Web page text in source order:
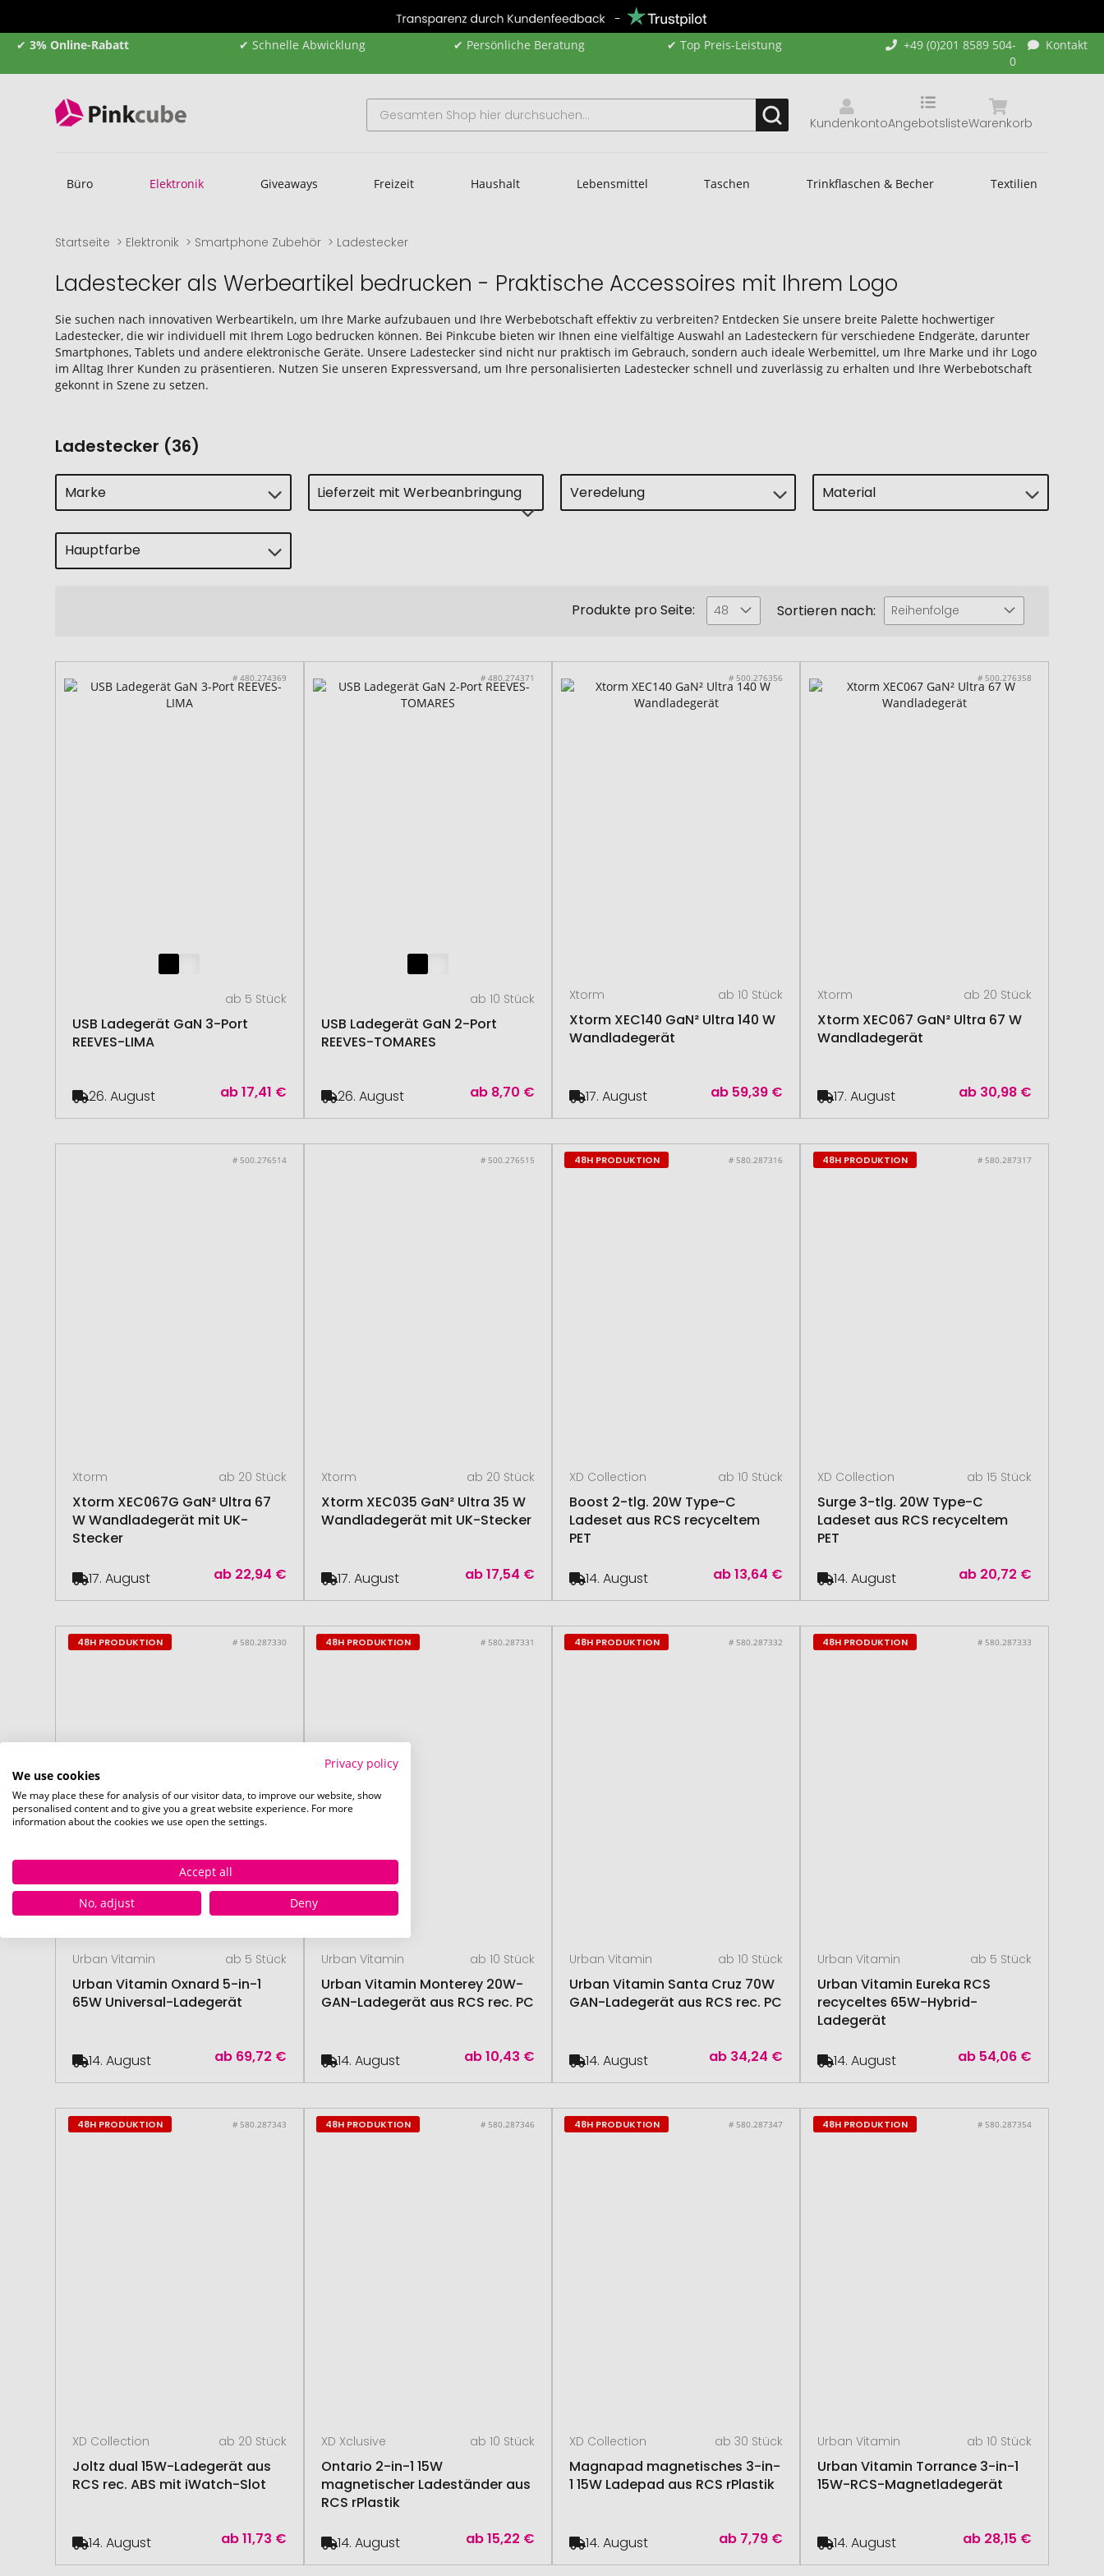
✔ 3% Online-Rabatt ✔ Schnelle Abwicklung ✔ Persönliche Beratung ✔ Top Preis-Leistung
+49 (0)201 8589 504-
0
Kontakt
Kundenkonto Warenkorb
Angebotsliste
Büro Elektronik Giveaways Freizeit Haushalt Lebensmittel Taschen Trinkflaschen & Becher Textilien
Startseite Elektronik Smartphone Zubehör Ladestecker
Ladestecker als Werbeartikel bedrucken - Praktische Accessoires mit Ihrem Logo
Sie suchen nach innovativen Werbeartikeln, um Ihre Marke aufzubauen und Ihre Werbebotschaft effektiv zu verbreiten? Entdecken Sie unsere breite Palette hochwertiger
Ladestecker, die wir individuell mit Ihrem Logo bedrucken können. Bei Pinkcube bieten wir Ihnen eine vielfältige Auswahl an Ladesteckern für verschiedene Endgeräte, darunter
Smartphones, Tablets und andere elektronische Geräte. Unsere Ladestecker sind nicht nur praktisch im Gebrauch, sondern auch ideale Werbemittel, um Ihre Marke und ihr Logo
im Alltag Ihrer Kunden zu präsentieren. Nutzen Sie unseren Expressversand, um Ihre personalisierten Ladestecker schnell und zuverlässig zu erhalten und Ihre Werbebotschaft
gekonnt in Szene zu setzen.
Ladestecker (36)
Marke Lieferzeit mit Werbeanbringung Veredelung Material
Hauptfarbe
Produkte pro Seite: 48 Sortieren nach: Reihenfolge
# 480.274369
ab 5 Stück
USB Ladegerät GaN 3-Port
REEVES-LIMA
ab17,41 €
26. August
# 480.274371
ab 10 Stück
USB Ladegerät GaN 2-Port
REEVES-TOMARES
ab 8,70 €
26. August
# 500.276356
Xtorm ab 10 Stück
Xtorm XEC140 GaN² Ultra 140 W
Wandladegerät
ab 59,39 €
17. August
# 500.276358
Xtorm ab 20 Stück
Xtorm XEC067 GaN² Ultra 67 W
Wandladegerät
ab 30,98 €
17. August
# 500.276514
Xtorm ab 20 Stück
Xtorm XEC067G GaN² Ultra 67
W Wandladegerät mit UK-
Stecker
ab 22,94 €
17. August
# 500.276515
Xtorm ab 20 Stück
Xtorm XEC035 GaN² Ultra 35 W
Wandladegerät mit UK-Stecker
ab17,54 €
17. August
48H PRODUKTION # 580.287316
XD Collection ab 10 Stück
Boost 2-tlg. 20W Type-C
Ladeset aus RCS recyceltem
PET
ab13,64 €
14. August
48H PRODUKTION # 580.287317
XD Collection ab 15 Stück
Surge 3-tlg. 20W Type-C
Ladeset aus RCS recyceltem
PET
ab 20,72 €
14. August
48H PRODUKTION # 580.287330
Urban Vitamin ab 5 Stück
Urban Vitamin Oxnard 5-in-1
65W Universal-Ladegerät
ab 69,72 €
14. August
48H PRODUKTION # 580.287331
Urban Vitamin ab 10 Stück
Urban Vitamin Monterey 20W-
GAN-Ladegerät aus RCS rec. PC
ab10,43 €
14. August
48H PRODUKTION # 580.287332
Urban Vitamin ab 10 Stück
Urban Vitamin Santa Cruz 70W
GAN-Ladegerät aus RCS rec. PC
ab 34,24 €
14. August
48H PRODUKTION # 580.287333
Urban Vitamin ab 5 Stück
Urban Vitamin Eureka RCS
recyceltes 65W-Hybrid-
Ladegerät
ab 54,06 €
14. August
48H PRODUKTION # 580.287343
XD Collection ab 20 Stück
Joltz dual 15W-Ladegerät aus
RCS rec. ABS mit iWatch-Slot
ab11,73 €
14. August
48H PRODUKTION # 580.287346
XD Xclusive ab 10 Stück
Ontario 2-in-1 15W
magnetischer Ladeständer aus
RCS rPlastik
ab15,22 €
14. August
48H PRODUKTION # 580.287347
XD Collection ab 30 Stück
Magnapad magnetisches 3-in-
1 15W Ladepad aus RCS rPlastik
ab 7,79 €
14. August
48H PRODUKTION # 580.287354
Urban Vitamin ab 10 Stück
Urban Vitamin Torrance 3-in-1
15W-RCS-Magnetladegerät
ab 28,15 €
14. August
Privacy policy
We use cookies
We may place these for analysis of our visitor data, to improve our website, show
personalised content and to give you a great website experience. For more
information about the cookies we use open the settings.
Accept all
No, adjust
Deny